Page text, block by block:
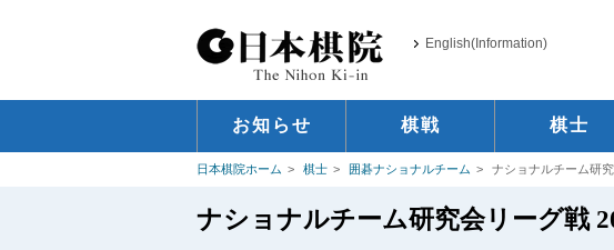
English(Information)
お知らせ 棋戦 棋士
日本棋院ホーム 棋士 囲碁ナショナルチーム ナショナルチーム研
ナショナルチーム研究会リーグ戦